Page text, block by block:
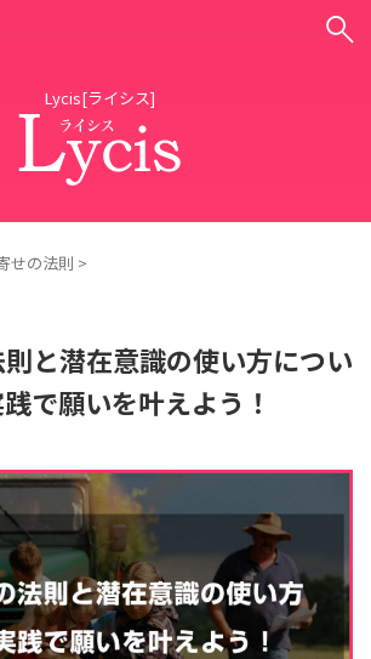
Lycis[ライシス]
せの法則 >
と潜在意識の使い方につい
で願いを叶えよう！